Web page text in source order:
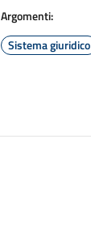
Argomenti:
Sistema giuridico